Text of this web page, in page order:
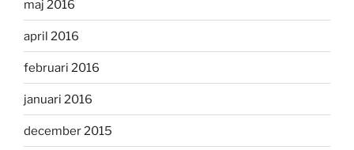
maj 2016
april 2016
februari 2016
januari 2016
december 2015